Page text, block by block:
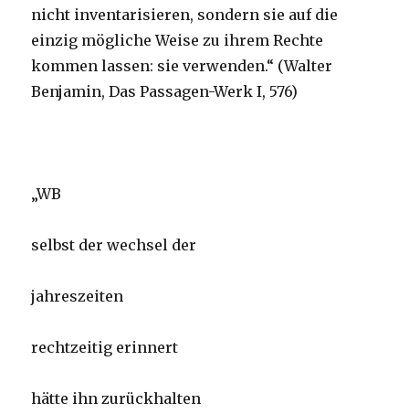
nicht inventarisieren, sondern sie auf die
einzig mögliche Weise zu ihrem Rechte
kommen lassen: sie verwenden.“ (Walter
Benjamin, Das Passagen-Werk I, 576)
„WB
selbst der wechsel der
jahreszeiten
rechtzeitig erinnert
hätte ihn zurückhalten